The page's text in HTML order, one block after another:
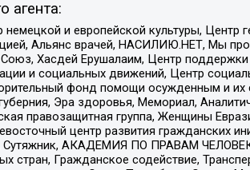
агента:
и европейской культуры,
Альянс врачей, НАСИЛИЮ.НЕТ, Мы
Хасдей Ерушалаим, Центр
и социальных движений, Центр
фонд помощи осужденным и
Эра здоровья, Мемориал,
правозащитная группа, Женщины
центр развития гражданских
Сутяжник, АКАДЕМИЯ ПО ПРАВАМ
стран, Гражданское содействие,